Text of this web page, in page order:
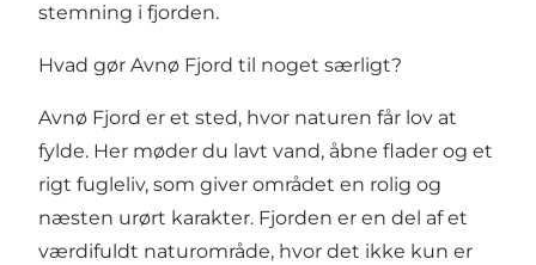
stemning i fjorden.
Hvad gør Avnø Fjord til noget særligt?
Avnø Fjord er et sted, hvor naturen får lov at
fylde. Her møder du lavt vand, åbne flader og et
rigt fugleliv, som giver området en rolig og
næsten urørt karakter. Fjorden er en del af et
værdifuldt naturområde, hvor det ikke kun er